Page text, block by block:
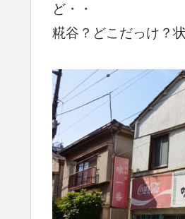
ど・・
糀谷？どこだっけ？